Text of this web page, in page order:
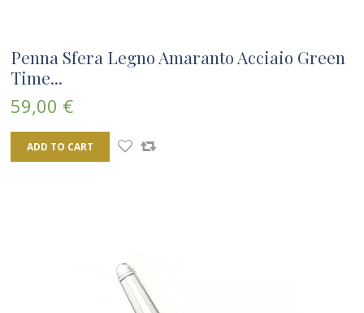
Penna Sfera Legno Amaranto Acciaio Green
Time...
59,00 €
ADD TO CART